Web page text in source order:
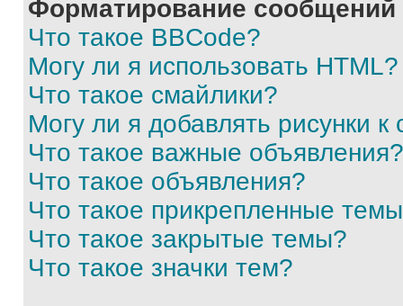
Форматирование
Что такое BBCode?
Могу ли я использовать HTML?
Что такое смайлики?
Могу ли я добавлять рисунки
Что такое важные объявления?
Что такое объявления?
Что такое прикрепленные
Что такое закрытые темы?
Что такое значки тем?